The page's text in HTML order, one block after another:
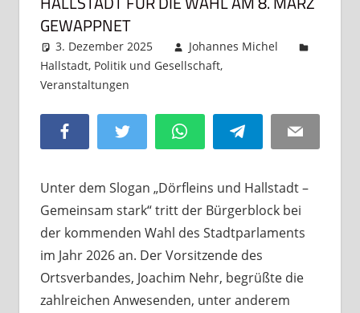
GEWAPPNET
3. Dezember 2025
Johannes Michel
Hallstadt, Politik und Gesellschaft,
Veranstaltungen
Facebook Twitter WhatsAppTelegram Email
Unter dem Slogan „Dörfleins und Hallstadt –
Gemeinsam stark“ tritt der Bürgerblock bei
der kommenden Wahl des Stadtparlaments
im Jahr 2026 an. Der Vorsitzende des
Ortsverbandes, Joachim Nehr, begrüßte die
zahlreichen Anwesenden, unter anderem